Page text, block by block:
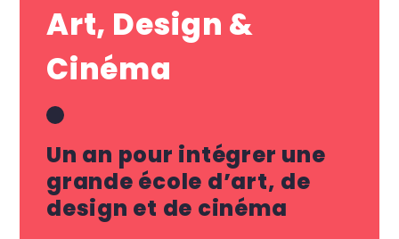
Art, Design &
Cinéma
Un an pour intégrer une
grande école d’art, de
design et de cinéma